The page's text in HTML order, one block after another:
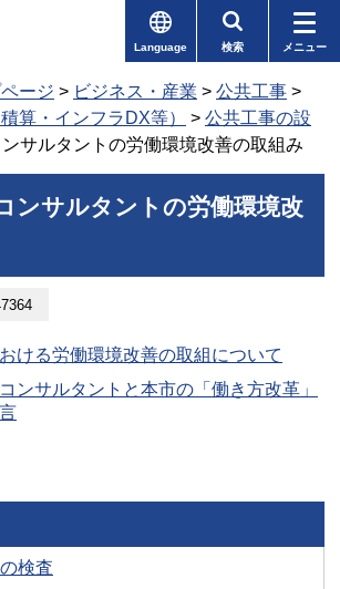
Language 検索 メニュー
ージ > ビジネス・産業 > 公共工事 >
算・インフラDX等）
> 公共工事の設
サルタントの労働環境改善の取組み
ンサルタントの労働環境改
ける労働環境改善の取組について
ンサルタントと本市の「働き方改革」
検査